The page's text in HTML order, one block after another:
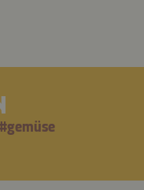
#gemüse